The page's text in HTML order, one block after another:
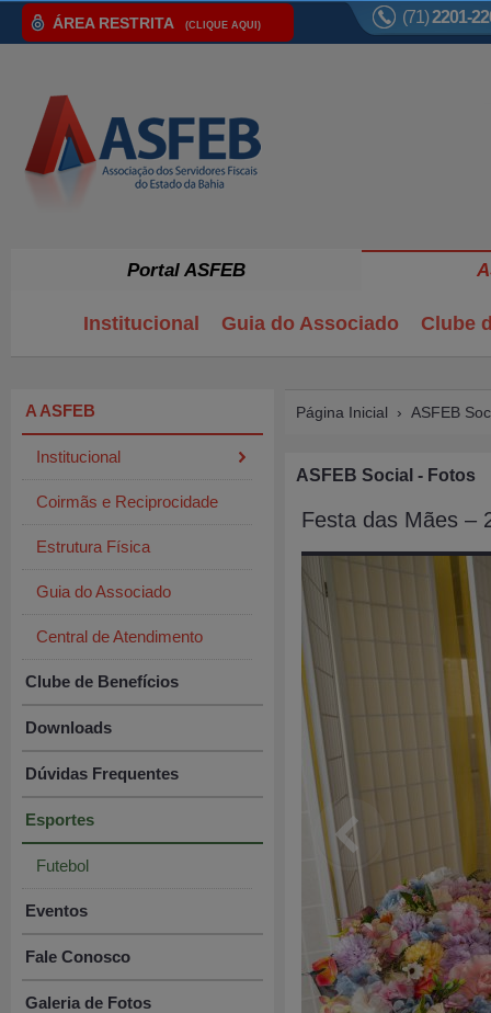
ÁREA RESTRITA (CLIQUE AQUI) (71)2201-
Portal ASFEB
Institucional Guia do Associado Clube
A ASFEB
Institucional
Coirmãs e Reciprocidade
Estrutura Física
Guia do Associado
Central de Atendimento
Clube de Benefícios
Downloads
Dúvidas Frequentes
Esportes
Futebol
Eventos
Fale Conosco
Galeria de Fotos
Página Inicial › ASFEB
ASFEB Social - Fotos
Festa das Mães –